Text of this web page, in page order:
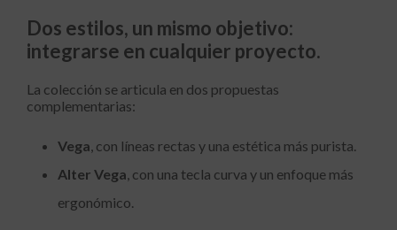
Dos estilos, un mismo objetivo:
integrarse en cualquier proyecto.
La colección se articula en dos propuestas
complementarias:
Vega, con líneas rectas y una estética más purista.
Alter Vega, con una tecla curva y un enfoque más
ergonómico.